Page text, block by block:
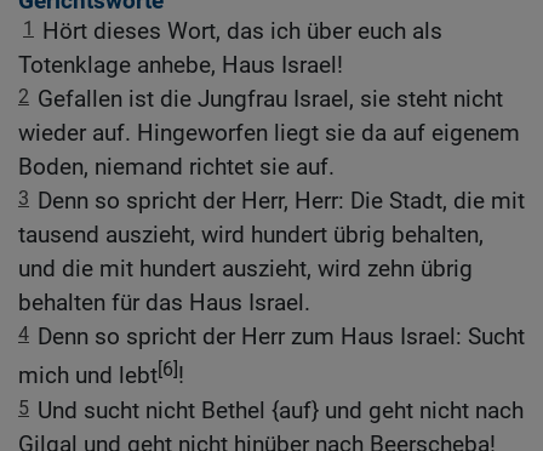
1
Hört dieses Wort, das ich über euch als
Totenklage anhebe, Haus Israel!
2 Gefallen ist die Jungfrau Israel, sie steht nicht
wieder auf. Hingeworfen liegt sie da auf eigenem
Boden, niemand richtet sie auf.
3 Denn so spricht der Herr, Herr: Die Stadt, die mit
tausend auszieht, wird hundert übrig behalten,
und die mit hundert auszieht, wird zehn übrig
behalten für das Haus Israel.
4 Denn so spricht der Herr zum Haus Israel: Sucht
mich und lebt[6]!
5 Und sucht nicht Bethel {auf} und geht nicht nach
Gilgal und geht nicht hinüber nach Beerscheba!